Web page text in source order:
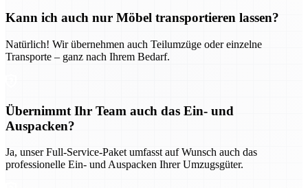
Kann ich auch nur Möbel transportieren lassen?
Natürlich! Wir übernehmen auch Teilumzüge oder einzelne
Transporte – ganz nach Ihrem Bedarf.
Übernimmt Ihr Team auch das Ein- und
Auspacken?
Ja, unser Full-Service-Paket umfasst auf Wunsch auch das
professionelle Ein- und Auspacken Ihrer Umzugsgüter.